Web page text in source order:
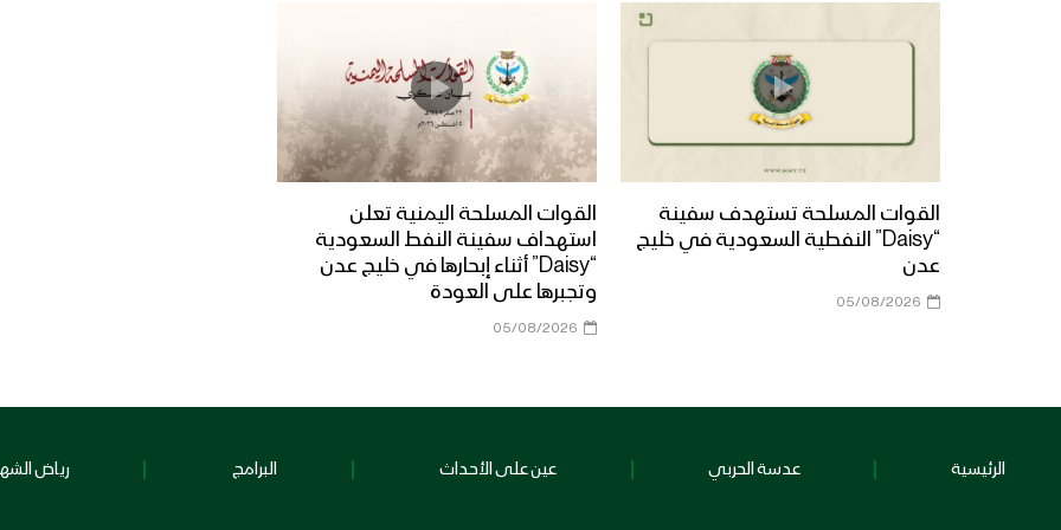
القوات المسلحة تستهدف سفينة
“Daisy” النفطية السعودية في خليج
عدن
05/08/2026
القوات المسلحة اليمنية تعلن
استهداف سفينة النفط السعودية
“Daisy” أثناء إبحارها في خليج عدن
وتجبرها على العودة
05/08/2026
الرئيسية عدسة الحربي عين على الأحداث البرامج رياض